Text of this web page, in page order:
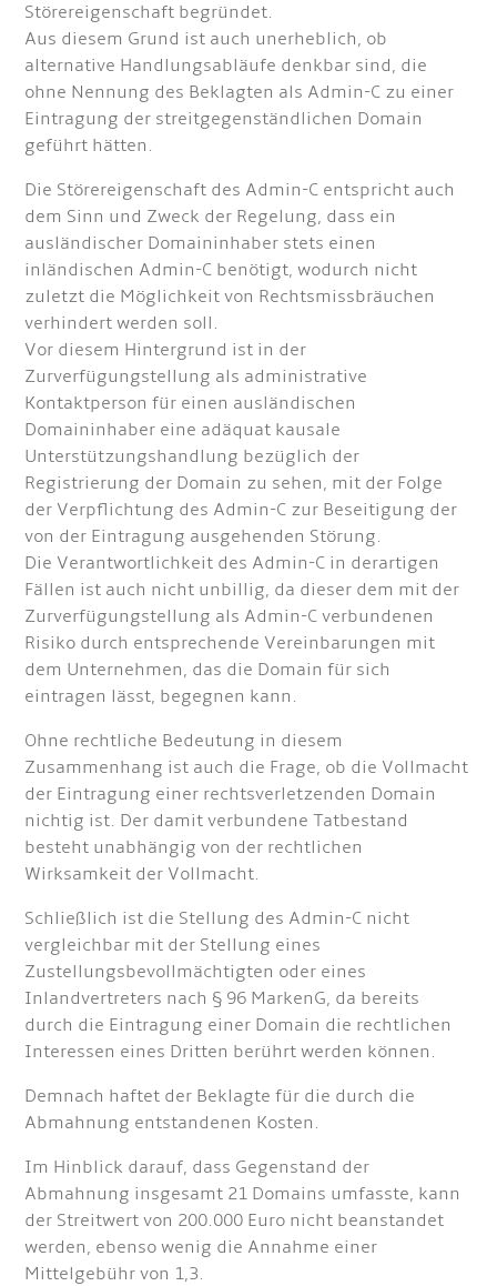
Störereigenschaft begründet.
Aus diesem Grund ist auch unerheblich, ob
alternative Handlungsabläufe denkbar sind, die
ohne Nennung des Beklagten als Admin-C zu einer
Eintragung der streitgegenständlichen Domain
geführt hätten.
Die Störereigenschaft des Admin-C entspricht auch
dem Sinn und Zweck der Regelung, dass ein
ausländischer Domaininhaber stets einen
inländischen Admin-C benötigt, wodurch nicht
zuletzt die Möglichkeit von Rechtsmissbräuchen
verhindert werden soll.
Vor diesem Hintergrund ist in der
Zurverfügungstellung als administrative
Kontaktperson für einen ausländischen
Domaininhaber eine adäquat kausale
Unterstützungshandlung bezüglich der
Registrierung der Domain zu sehen, mit der Folge
der Verpflichtung des Admin-C zur Beseitigung der
von der Eintragung ausgehenden Störung.
Die Verantwortlichkeit des Admin-C in derartigen
Fällen ist auch nicht unbillig, da dieser dem mit der
Zurverfügungstellung als Admin-C verbundenen
Risiko durch entsprechende Vereinbarungen mit
dem Unternehmen, das die Domain für sich
eintragen lässt, begegnen kann.
Ohne rechtliche Bedeutung in diesem
Zusammenhang ist auch die Frage, ob die Vollmacht
der Eintragung einer rechtsverletzenden Domain
nichtig ist. Der damit verbundene Tatbestand
besteht unabhängig von der rechtlichen
Wirksamkeit der Vollmacht.
Schließlich ist die Stellung des Admin-C nicht
vergleichbar mit der Stellung eines
Zustellungsbevollmächtigten oder eines
Inlandvertreters nach § 96 MarkenG, da bereits
durch die Eintragung einer Domain die rechtlichen
Interessen eines Dritten berührt werden können.
Demnach haftet der Beklagte für die durch die
Abmahnung entstandenen Kosten.
Im Hinblick darauf, dass Gegenstand der
Abmahnung insgesamt 21 Domains umfasste, kann
der Streitwert von 200.000 Euro nicht beanstandet
werden, ebenso wenig die Annahme einer
Mittelgebühr von 1,3.